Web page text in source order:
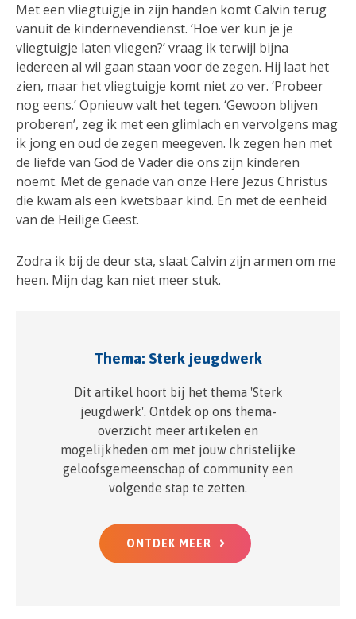
Met een vliegtuigje in zijn handen komt Calvin terug
vanuit de kindernevendienst. ‘Hoe ver kun je je
vliegtuigje laten vliegen?’ vraag ik terwijl bijna
iedereen al wil gaan staan voor de zegen. Hij laat het
zien, maar het vliegtuigje komt niet zo ver. ‘Probeer
nog eens.’ Opnieuw valt het tegen. ‘Gewoon blijven
proberen’, zeg ik met een glimlach en vervolgens mag
ik jong en oud de zegen meegeven. Ik zegen hen met
de liefde van God de Vader die ons zijn kínderen
noemt. Met de genade van onze Here Jezus Christus
die kwam als een kwetsbaar kind. En met de eenheid
van de Heilige Geest.
Zodra ik bij de deur sta, slaat Calvin zijn armen om me
heen. Mijn dag kan niet meer stuk.
Thema: Sterk jeugdwerk
Dit artikel hoort bij het thema 'Sterk
jeugdwerk'. Ontdek op ons thema-
overzicht meer artikelen en
mogelijkheden om met jouw christelijke
geloofsgemeenschap of community een
volgende stap te zetten.
ONTDEK MEER